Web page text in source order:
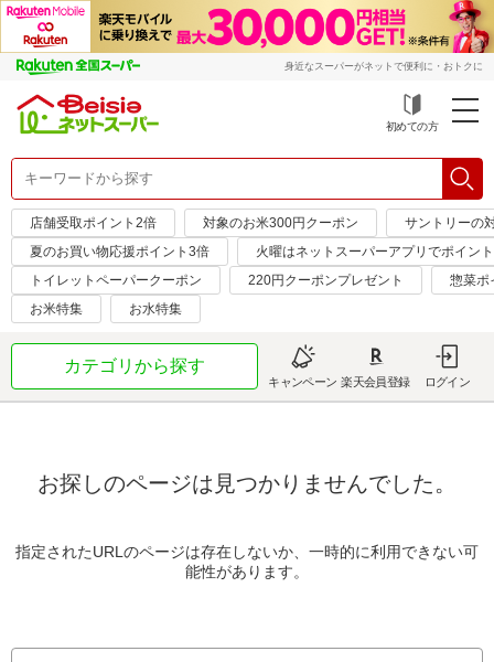
身近なスーパーがネットで便利に・おトクに
初めての方
店舗受取ポイント2倍 対象のお米300円クーポン
サントリーの
夏のお買い物応援ポイント3倍
火曜はネットスーパーアプリでポイン
トイレットペーパークーポン
220円クーポンプレゼント
惣菜ポ
お米特集
お水特集
カテゴリから探す
キャンペーン 楽天会員登録 ログイン
お探しのページは見つかりませんでした。
指定されたURLのページは存在しないか、一時的に利用できない可
能性があります。